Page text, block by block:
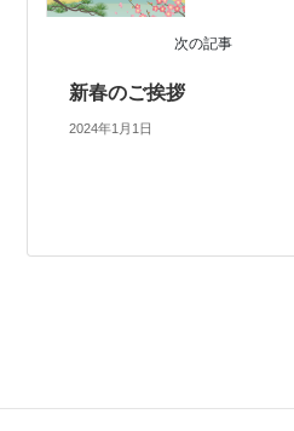
次の記事
新春のご挨拶
2024年1月1日